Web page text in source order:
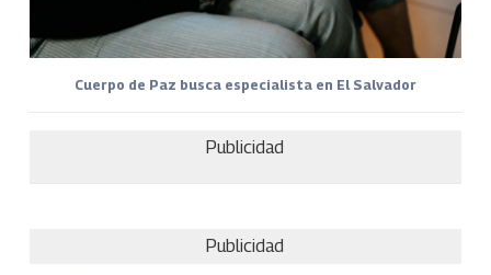
Cuerpo de Paz busca especialista en El Salvador
Publicidad
Publicidad